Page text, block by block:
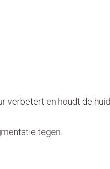
verbetert en houdt de huid
tegen.